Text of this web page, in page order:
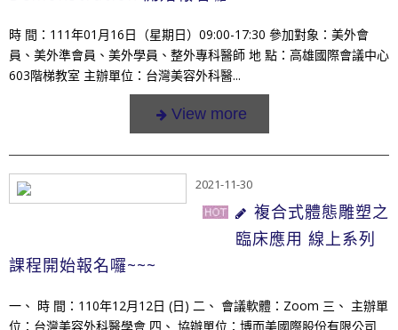
時 間：111年01月16日（星期日）09:00-17:30 參加對象：美外會
員、美外準會員、美外學員、整外專科醫師 地 點：高雄國際會議中心
603階梯教室 主辦單位：台灣美容外科醫...
2021-11-30
複合式體態雕塑之
臨床應用 線上系列
課程開始報名囉~~~
一、 時 間：110年12月12日 (日) 二、 會議軟體：Zoom 三、 主辦單
位：台灣美容外科醫學會 四、 協辦單位：博而美國際股份有限公司